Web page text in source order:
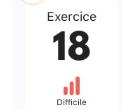
Exercice
18
Difficile